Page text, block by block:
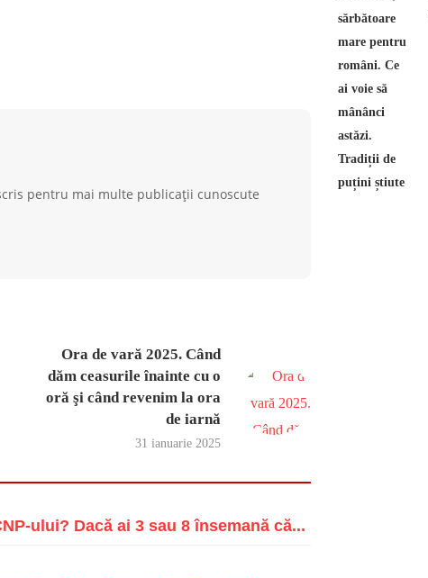
pentru mai multe publicații cunoscute
Ora de vară 2025. Când
dăm ceasurile înainte cu o
oră şi când revenim la ora
de iarnă
31 ianuarie 2025
ului? Dacă ai 3 sau 8 însemană că...